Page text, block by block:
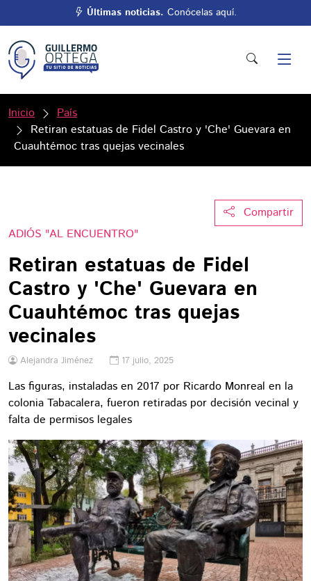
Últimas noticias. Conócelas aquí.
Inicio
País
Retiran estatuas de Fidel Castro y 'Che' Guevara en
Cuauhtémoc tras quejas vecinales
Compartir
ADIÓS "AL ENCUENTRO"
Retiran estatuas de Fidel
Castro y 'Che' Guevara en
Cuauhtémoc tras quejas
vecinales
Alejandra Jiménez 17 julio, 2025
Las figuras, instaladas en 2017 por Ricardo Monreal en la
colonia Tabacalera, fueron retiradas por decisión vecinal y
falta de permisos legales